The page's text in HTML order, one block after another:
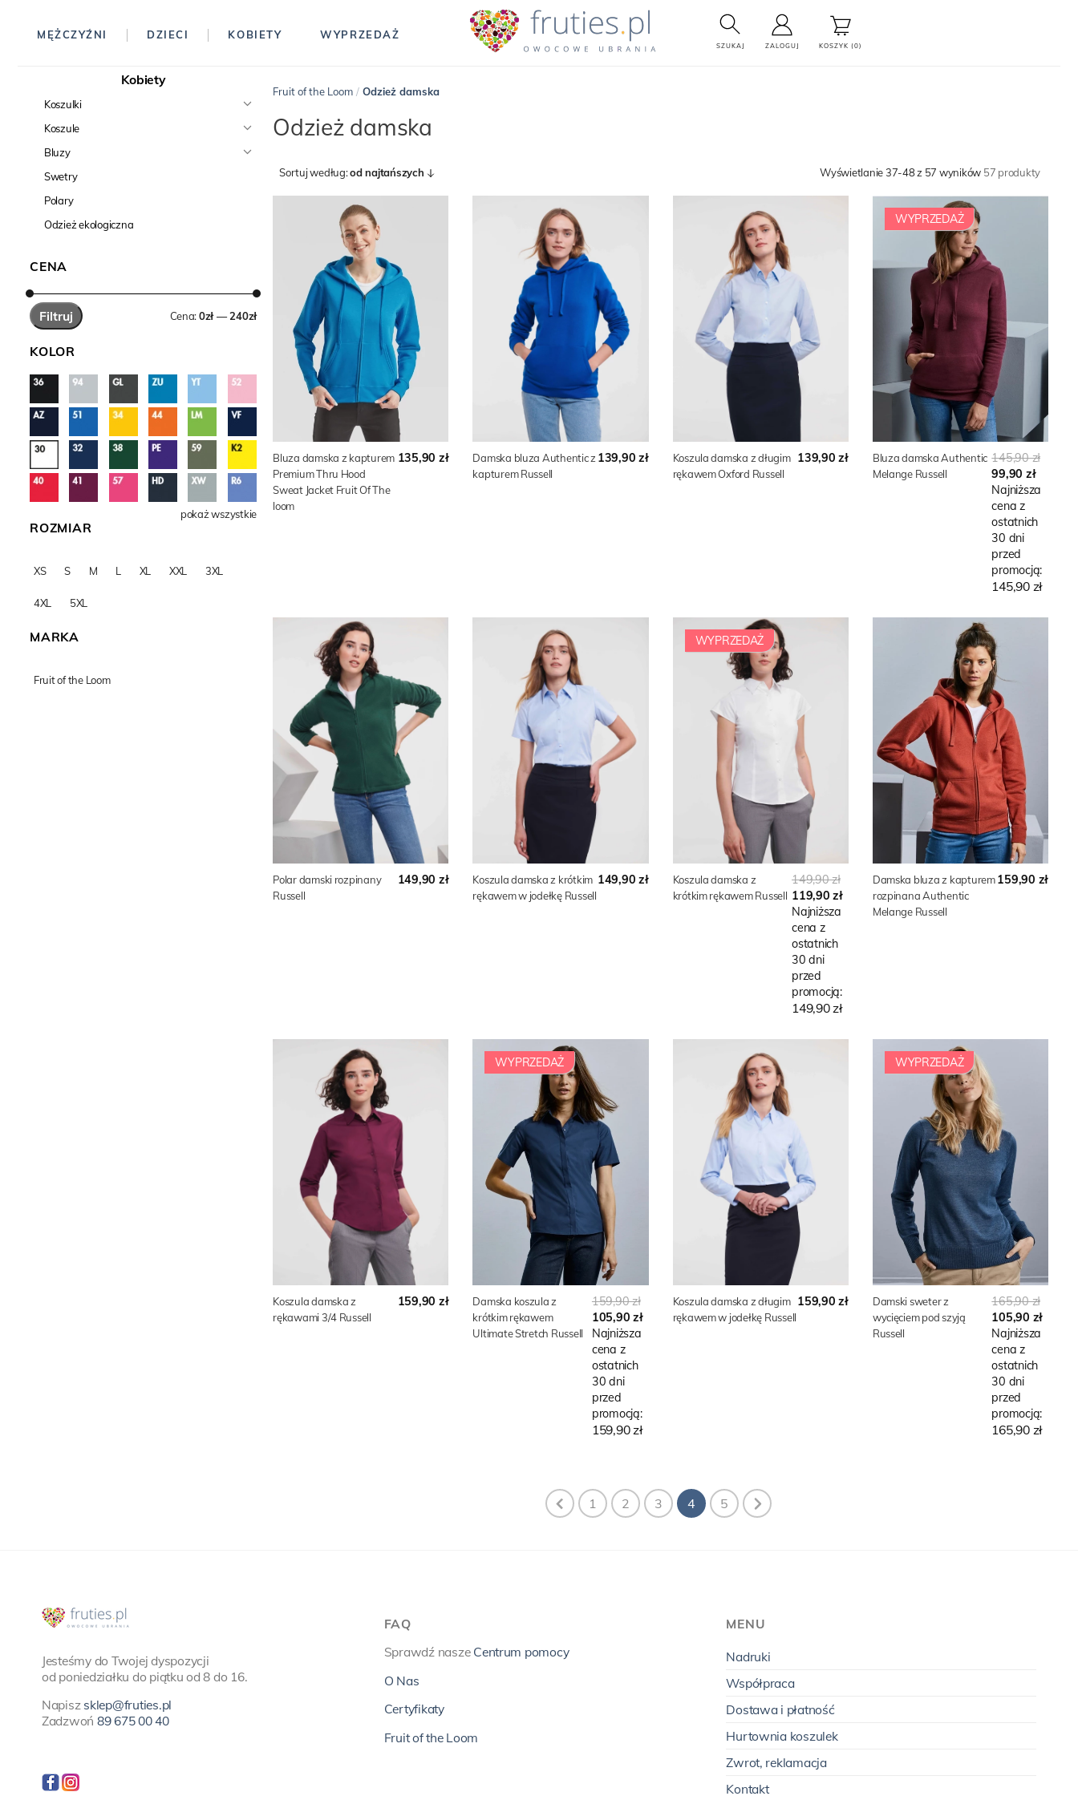
MĘŻCZYŹNI DZIECI KOBIETY WYPRZEDAŻ
SZUKAJ ZALOGUJ KOSZYK (0)
Kobiety
Koszulki
Koszule
Bluzy
Swetry
Polary
Odzież ekologiczna
CENA
Filtruj Cena:0zł — 240zł
KOLOR
pokaż wszystkie
ROZMIAR
XS S M L XL XXL 3XL
4XL 5XL
MARKA
Fruit of the Loom
Fruit of the Loom / Odzież damska
Odzież damska
Sortuj według:od najtańszych Wyświetlanie 37-48 z 57 wyników 57 produkty
Bluza damska z kapturem
Premium Thru Hood
Sweat Jacket Fruit Of The
loom
135,90 zł
Damska bluza Authentic z
kapturem Russell
139,90 zł
Koszula damska z długim
rękawem Oxford Russell
139,90 zł
Bluza damska Authentic
Melange Russell
WYPRZEDAŻ
145,90 zł
99,90 zł
Najniższa
cena z
ostatnich
30 dni
przed
promocją:
145,90 zł
Polar damski rozpinany
Russell
149,90 zł
Koszula damska z krótkim
rękawem w jodełkę Russell
149,90 zł
Koszula damska z
krótkim rękawem Russell
WYPRZEDAŻ
149,90 zł
119,90 zł
Najniższa
cena z
ostatnich
30 dni
przed
promocją:
149,90 zł
Damska bluza z kapturem
rozpinana Authentic
Melange Russell
159,90 zł
Koszula damska z
rękawami 3/4 Russell
159,90 zł
Damska koszula z
krótkim rękawem
Ultimate Stretch Russell
WYPRZEDAŻ
159,90 zł
105,90 zł
Najniższa
cena z
ostatnich
30 dni
przed
promocją:
159,90 zł
Koszula damska z długim
rękawem w jodełkę Russell
159,90 zł
Damski sweter z
wycięciem pod szyją
Russell
WYPRZEDAŻ
165,90 zł
105,90 zł
Najniższa
cena z
ostatnich
30 dni
przed
promocją:
165,90 zł
1 2 3 4 5
Jesteśmy do Twojej dyspozycji
od poniedziałku do piątku od 8 do 16.
Napisz sklep@fruties.pl
Zadzwoń 89 675 00 40
FAQ
Sprawdź nasze Centrum pomocy
O Nas
Certyfikaty
Fruit of the Loom
MENU
Nadruki
Współpraca
Dostawa i płatność
Hurtownia koszulek
Zwrot, reklamacja
Kontakt